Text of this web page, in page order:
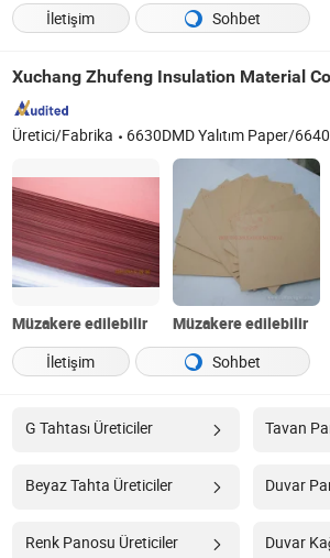
İletişim
Sohbet
Xuchang Zhufeng Insulation Material
Üretici/Fabrika 6630DMD Yalıtım Paper/6640NMN Yalıtım Kağıdı Elmas Noktalı Paper/2432 Alkid Fiberglas Tape/2310 Fiberglas İpek
Müzakere edilebilir Müzakere edilebilir
İletişim
Sohbet
G Tahtası Üreticiler Tavan
Beyaz Tahta Üreticiler Duvar
Renk Panosu Üreticiler Duvar